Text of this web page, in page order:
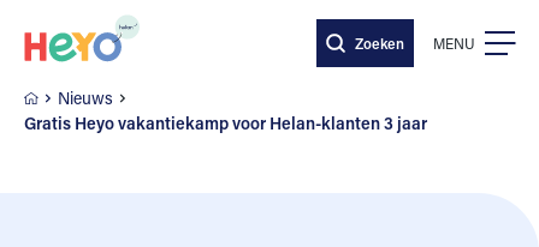
Naar hoofdinhoud springen
Zoeken MENU
Nieuws
Gratis Heyo vakantiekamp voor Helan-klanten 3 jaar